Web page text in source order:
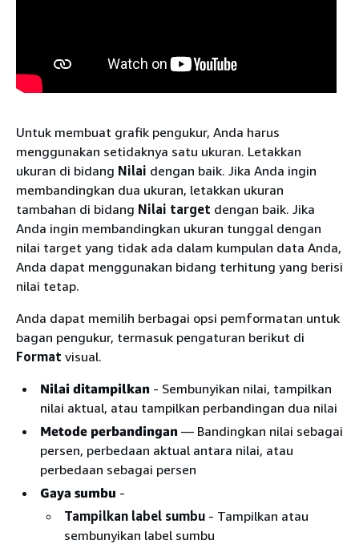
Untuk membuat grafik pengukur, Anda harus
menggunakan setidaknya satu ukuran. Letakkan
ukuran di bidang Nilai dengan baik. Jika Anda ingin
membandingkan dua ukuran, letakkan ukuran
tambahan di bidang Nilai target dengan baik. Jika
Anda ingin membandingkan ukuran tunggal dengan
nilai target yang tidak ada dalam kumpulan data Anda,
Anda dapat menggunakan bidang terhitung yang berisi
nilai tetap.
Anda dapat memilih berbagai opsi pemformatan untuk
bagan pengukur, termasuk pengaturan berikut di
Format visual.
Nilai ditampilkan - Sembunyikan nilai, tampilkan
nilai aktual, atau tampilkan perbandingan dua nilai
Metode perbandingan — Bandingkan nilai sebagai
persen, perbedaan aktual antara nilai, atau
perbedaan sebagai persen
Gaya sumbu -
Tampilkan label sumbu - Tampilkan atau
sembunyikan label sumbu